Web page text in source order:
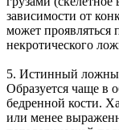
зависимости от
может проявляться
некротического
5. Истинный
Образуется чаще в
бедренной кости.
или менее